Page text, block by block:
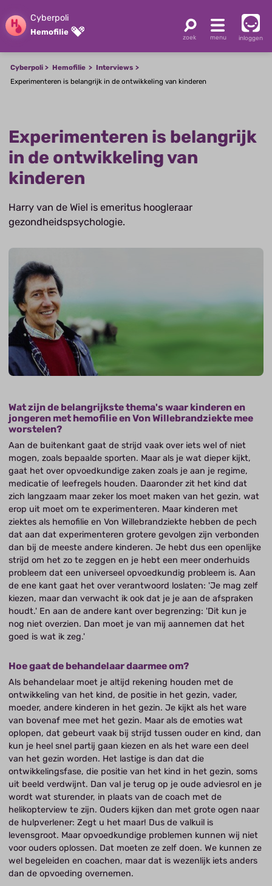
Cyberpoli
Hemofilie
inloggen
Cyberpoli Hemofilie
Interviews
Experimenteren is belangrijk in de ontwikkeling van kinderen
Experimenteren is belangrijk
in de ontwikkeling van
kinderen
Harry van de Wiel is emeritus hoogleraar
gezondheidspsychologie.
Wat zijn de belangrijkste thema's waar kinderen en
jongeren met hemofilie en Von Willebrandziekte mee
worstelen?
Aan de buitenkant gaat de strijd vaak over iets wel of niet
mogen, zoals bepaalde sporten. Maar als je wat dieper kijkt,
gaat het over opvoedkundige zaken zoals je aan je regime,
medicatie of leefregels houden. Daaronder zit het kind dat
zich langzaam maar zeker los moet maken van het gezin, wat
erop uit moet om te experimenteren. Maar kinderen met
ziektes als hemofilie en Von Willebrandziekte hebben de pech
dat aan dat experimenteren grotere gevolgen zijn verbonden
dan bij de meeste andere kinderen. Je hebt dus een openlijke
strijd om het zo te zeggen en je hebt een meer onderhuids
probleem dat een universeel opvoedkundig probleem is. Aan
de ene kant gaat het over verantwoord loslaten: 'Je mag zelf
kiezen, maar dan verwacht ik ook dat je je aan de afspraken
houdt.' En aan de andere kant over begrenzing: 'Dit kun je
nog niet overzien. Dan moet je van mij aannemen dat het
goed is wat ik zeg.'
Hoe gaat de behandelaar daarmee om?
Als behandelaar moet je altijd rekening houden met de
ontwikkeling van het kind, de positie in het gezin, vader,
moeder, andere kinderen in het gezin. Je kijkt als het ware
van bovenaf mee met het gezin. Maar als de emoties wat
oplopen, dat gebeurt vaak bij strijd tussen ouder en kind, dan
kun je heel snel partij gaan kiezen en als het ware een deel
van het gezin worden. Het lastige is dan dat die
ontwikkelingsfase, die positie van het kind in het gezin, soms
uit beeld verdwijnt. Dan val je terug op je oude adviesrol en je
wordt wat sturender, in plaats van de coach met de
helikopterview te zijn. Ouders kijken dan met grote ogen naar
de hulpverlener: Zegt u het maar! Dus de valkuil is
levensgroot. Maar opvoedkundige problemen kunnen wij niet
voor ouders oplossen. Dat moeten ze zelf doen. We kunnen ze
wel begeleiden en coachen, maar dat is wezenlijk iets anders
dan de opvoeding overnemen.